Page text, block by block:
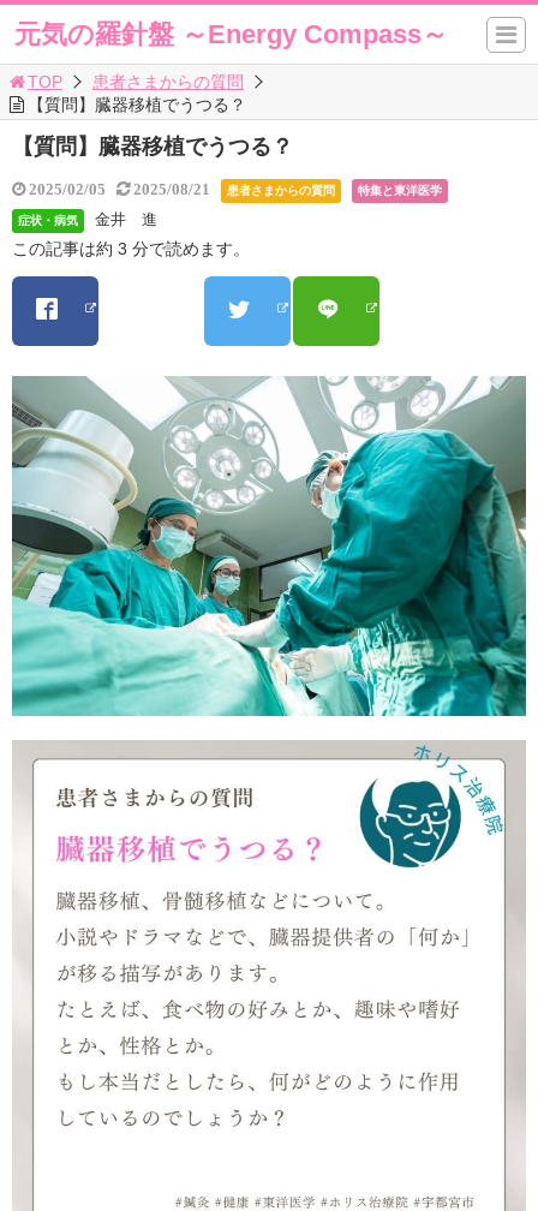
元気の羅針盤 ～Energy Compass～
TOP
患者さまからの質問
【質問】臓器移植でうつる？
【質問】臓器移植でうつる？
2025/02/05 2025/08/21 患者さまからの質問 特集と東洋医学
症状・病気 金井 進
この記事は約 3 分で読めます。